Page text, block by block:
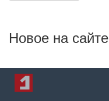
Новое на сайте